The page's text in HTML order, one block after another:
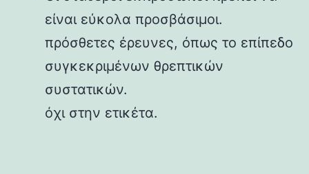
είναι εύκολα προσβάσιμοι.
πρόσθετες έρευνες, όπως το επίπεδο
συγκεκριμένων θρεπτικών
συστατικών.
όχι στην ετικέτα.